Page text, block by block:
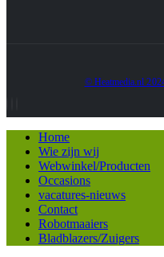
© Heatmedia.nl
Home
Wie zijn wij
Webwinkel/Producten
Occasions
vacatures-nieuws
Contact
Robotmaaiers
Bladblazers/Zuigers